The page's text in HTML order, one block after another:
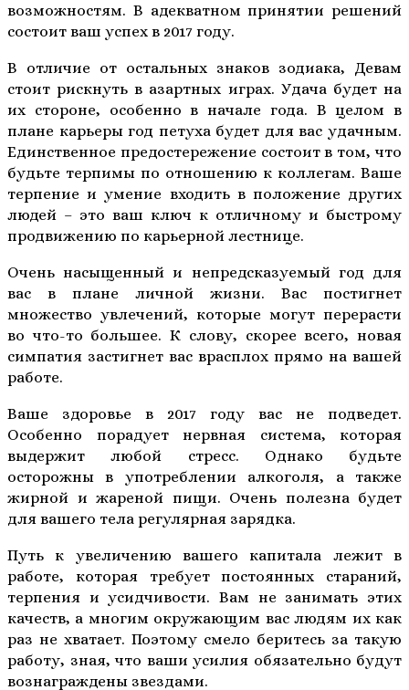
возможностям. В адекватном принятии решений
состоит ваш успех в 2017 году.
В отличие от остальных знаков зодиака, Девам
стоит рискнуть в азартных играх. Удача будет на
их стороне, особенно в начале года. В целом в
плане карьеры год петуха будет для вас удачным.
Единственное предостережение состоит в том, что
будьте терпимы по отношению к коллегам. Ваше
терпение и умение входить в положение других
людей – это ваш ключ к отличному и быстрому
продвижению по карьерной лестнице.
Очень насыщенный и непредсказуемый год для
вас в плане личной жизни. Вас постигнет
множество увлечений, которые могут перерасти
во что-то большее. К слову, скорее всего, новая
симпатия застигнет вас врасплох прямо на вашей
работе.
Ваше здоровье в 2017 году вас не подведет.
Особенно порадует нервная система, которая
выдержит любой стресс. Однако будьте
осторожны в употреблении алкоголя, а также
жирной и жареной пищи. Очень полезна будет
для вашего тела регулярная зарядка.
Путь к увеличению вашего капитала лежит в
работе, которая требует постоянных стараний,
терпения и усидчивости. Вам не занимать этих
качеств, а многим окружающим вас людям их как
раз не хватает. Поэтому смело беритесь за такую
работу, зная, что ваши усилия обязательно будут
вознаграждены звездами.